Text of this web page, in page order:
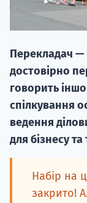
Перекладач —
достовірно
говорить
спілкування
ведення
для бізнесу
Набір на
закрито!